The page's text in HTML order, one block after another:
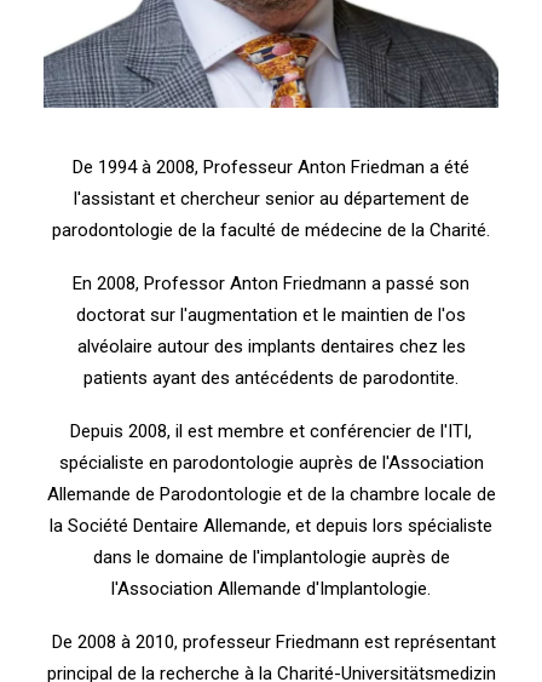
De 1994 à 2008, Professeur Anton Friedman a été
l'assistant et chercheur senior au département de
parodontologie de la faculté de médecine de la Charité.
En 2008, Professor Anton Friedmann a passé son
doctorat sur l'augmentation et le maintien de l'os
alvéolaire autour des implants dentaires chez les
patients ayant des antécédents de parodontite.
Depuis 2008, il est membre et conférencier de l'ITI,
spécialiste en parodontologie auprès de l'Association
Allemande de Parodontologie et de la chambre locale de
la Société Dentaire Allemande, et depuis lors spécialiste
dans le domaine de l'implantologie auprès de
l'Association Allemande d'Implantologie.
De 2008 à 2010, professeur Friedmann est représentant
principal de la recherche à la Charité-Universitätsmedizin